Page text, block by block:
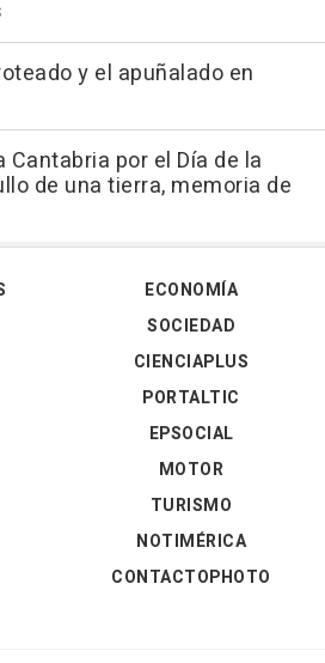
y el apuñalado en
por el Día de la
de una tierra, memoria de
ECONOMÍA
SOCIEDAD
CIENCIAPLUS
PORTALTIC
EPSOCIAL
MOTOR
TURISMO
NOTIMÉRICA
CONTACTOPHOTO